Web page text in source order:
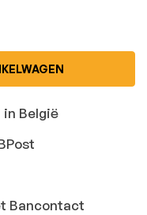
België
Bancontact